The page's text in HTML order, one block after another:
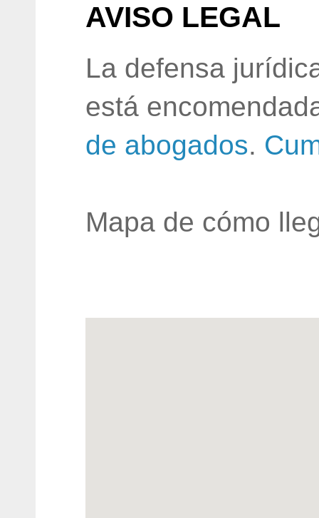
AVISO LEGAL
La defensa
está
de abogados.
Mapa de cómo